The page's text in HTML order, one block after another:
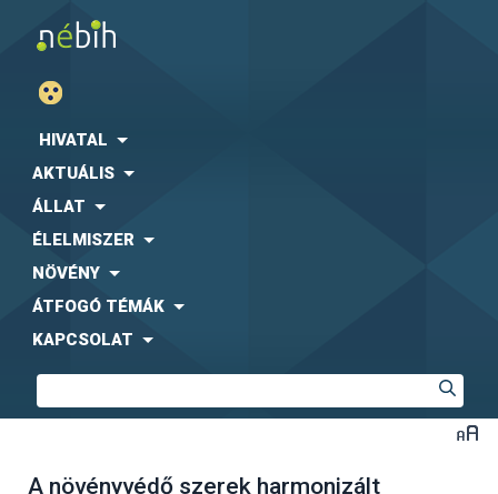
HIVATAL
AKTUÁLIS
ÁLLAT
ÉLELMISZER
NÖVÉNY
ÁTFOGÓ TÉMÁK
KAPCSOLAT
A növényvédő szerek harmonizált